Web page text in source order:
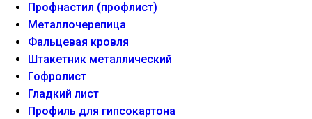
Профнастил (профлист)
Металлочерепица
Фальцевая кровля
Штакетник металлический
Гофролист
Гладкий лист
Профиль для гипсокартона